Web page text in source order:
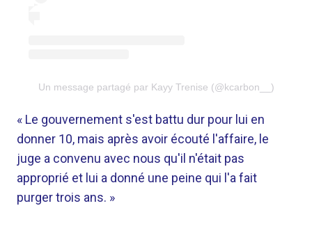
Un message partagé par Kayy Trenise (@kcarbon__)
« Le gouvernement s'est battu dur pour lui en
donner 10, mais après avoir écouté l'affaire, le
juge a convenu avec nous qu'il n'était pas
approprié et lui a donné une peine qui l'a fait
purger trois ans. »